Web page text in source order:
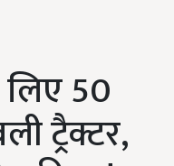
50
ट्रैक्टर,